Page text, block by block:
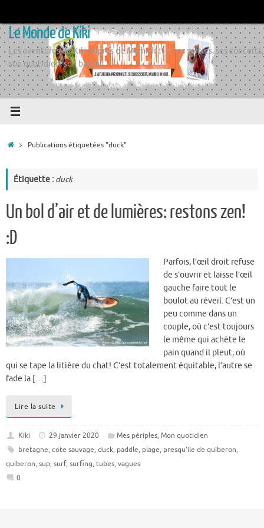
contenu
Le Monde de Kiki
Les aventures de Kiki auprès de Momiflette, ses sorties, ses concerts,
son quotidien, son boulot
AccueilPublications étiquetées "duck"
Étiquette : duck
Un bol d’air et de lumières: restons zen!
:D
Parfois, l’œil droit refuse
de s’ouvrir et laisse l’œil
gauche faire tout le
boulot au réveil. C’est un
peu comme dans un
couple, où c’est toujours
le même qui achète le
pain quand il pleut, où
qui se tape la litière du chat! C’est totalement équitable, l’autre se
fade la […]
Lire la suite
Kiki 29 janvier 2020 Mes périples, Mon quotidien
bretagne, cote sauvage, duck, paddle, plage, presqu'ile de quiberon,
quiberon, sup, surf, surfing, tubes, vagues
0